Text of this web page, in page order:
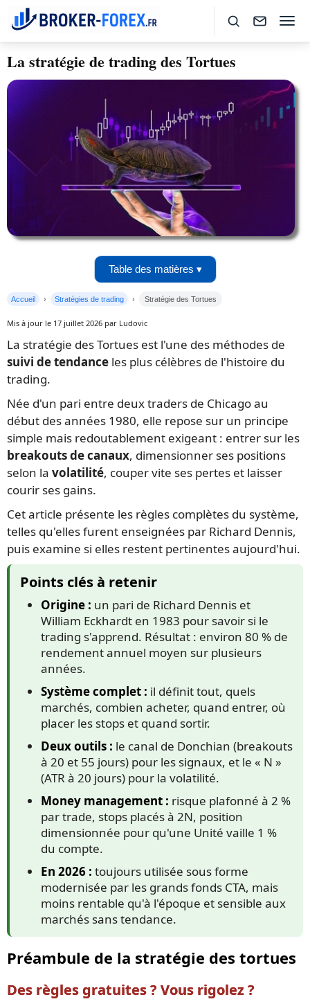
La stratégie de trading des Tortues
Table des matières ▾
Accueil Stratégies de trading Stratégie des Tortues
Mis à jour le 17 juillet 2026 par Ludovic
La stratégie des Tortues est l'une des méthodes de
suivi de tendance les plus célèbres de l'histoire du
trading.
Née d'un pari entre deux traders de Chicago au
début des années 1980, elle repose sur un principe
simple mais redoutablement exigeant : entrer sur les
breakouts de canaux, dimensionner ses positions
selon la volatilité, couper vite ses pertes et laisser
courir ses gains.
Cet article présente les règles complètes du système,
telles qu'elles furent enseignées par Richard Dennis,
puis examine si elles restent pertinentes aujourd'hui.
Points clés à retenir
Origine : un pari de Richard Dennis et
William Eckhardt en 1983 pour savoir si le
trading s'apprend. Résultat : environ 80 % de
rendement annuel moyen sur plusieurs
années.
Système complet : il définit tout, quels
marchés, combien acheter, quand entrer, où
placer les stops et quand sortir.
Deux outils : le canal de Donchian (breakouts
à 20 et 55 jours) pour les signaux, et le « N »
(ATR à 20 jours) pour la volatilité.
Money management : risque plafonné à 2 %
par trade, stops placés à 2N, position
dimensionnée pour qu'une Unité vaille 1 %
du compte.
En 2026 : toujours utilisée sous forme
modernisée par les grands fonds CTA, mais
moins rentable qu'à l'époque et sensible aux
marchés sans tendance.
Préambule de la stratégie des tortues
Des règles gratuites ? Vous rigolez ?